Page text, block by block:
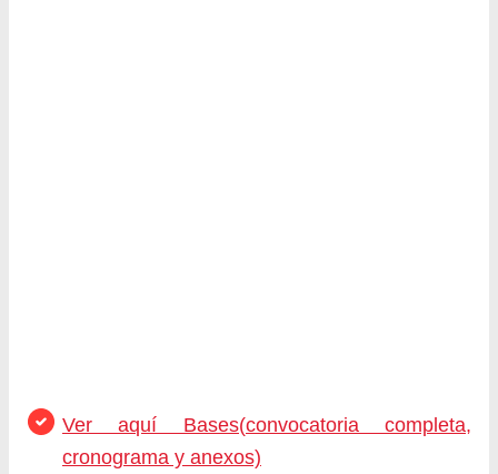
Ver aquí Bases(convocatoria completa,
cronograma y anexos)